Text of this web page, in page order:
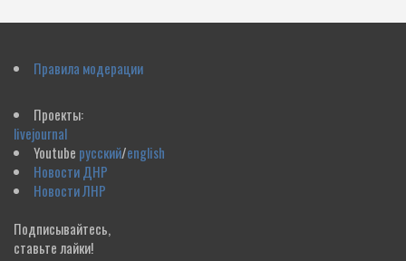
Правила модерации
Проекты:
livejournal
Youtube русский/english
Новости ДНР
Новости ЛНР
Подписывайтесь,
ставьте лайки!